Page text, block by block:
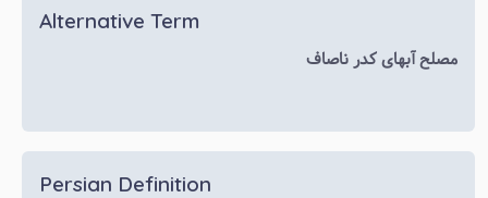
Alternative Term
مصلح آبهای کدر ناصاف
Persian Definition